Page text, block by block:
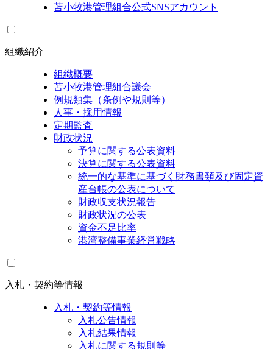
苫小牧港管理組合公式SNSアカウント
組織紹介
組織概要
苫小牧港管理組合議会
例規類集（条例や規則等）
人事・採用情報
定期監査
財政状況
予算に関する公表資料
決算に関する公表資料
統一的な基準に基づく財務書類及び固定資
産台帳の公表について
財政収支状況報告
財政状況の公表
資金不足比率
港湾整備事業経営戦略
入札・契約等情報
入札・契約等情報
入札公告情報
入札結果情報
入札に関する規則等